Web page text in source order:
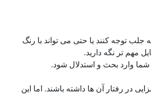
توجه کنند یا حتی می تواند با رنگ
مهم تر نگه دارید.
شما وارد بحث و استدلال شود.
در رفتار آن ها داشته باشند. اما این